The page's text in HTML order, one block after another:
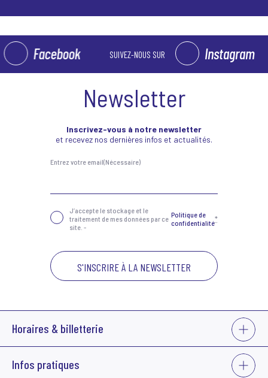
Facebook SUIVEZ-NOUS SUR Instagram
Newsletter
Inscrivez-vous à notre newsletter
et recevez nos dernières infos et actualités.
Entrez votre email(Nécessaire)
Confidentialité(Nécessaire)
J‘accepte le stockage et le
traitement de mes données par ce
site. -
Politique de
confidentialité*
Horaires & billetterie
VOIR
PLUS
• du mardi au jeudi de 14h à 18h
• 1h avant les représentations
Infos pratiques
VOIR
PLUS